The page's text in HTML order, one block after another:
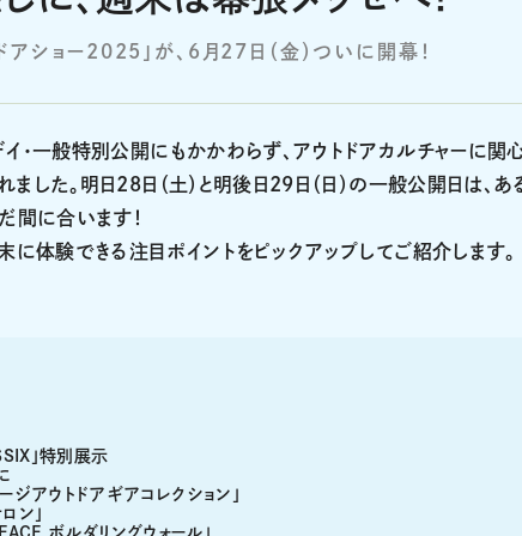
ショー2025」が、6月27日（金）ついに開幕！
・一般特別公開にもかかわらず、アウトドアカルチャーに関
した。明日28日（土）と明後日29日（日）の一般公開日は、あ
間に合います！
体験できる注目ポイントをピックアップしてご紹介します。
」特別展示
ジアウトドアギアコレクション」
ン」
ボルダリングウォール」